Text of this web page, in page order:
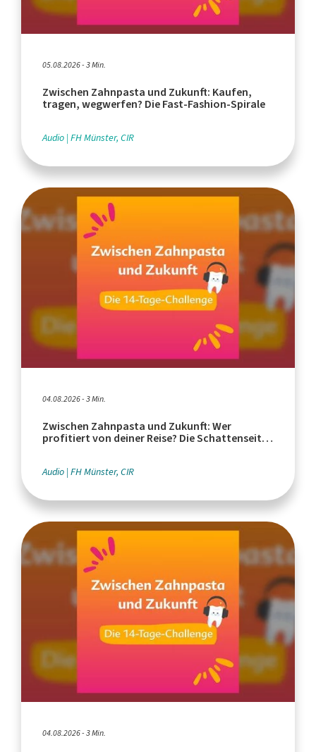
05.08.2026 - 3 Min.
Zwischen Zahnpasta und Zukunft: Kaufen,
tragen, wegwerfen? Die Fast-Fashion-Spirale
Audio FH Münster, CIR
04.08.2026 - 3 Min.
Zwischen Zahnpasta und Zukunft: Wer
profitiert von deiner Reise? Die Schattenseiten
Audio FH Münster, CIR
04.08.2026 - 3 Min.